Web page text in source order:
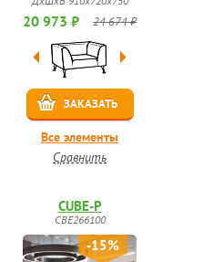
20 973 ₽ 24 674 ₽
ЗАКАЗАТЬ
Все элементы
Сравнить
-15%
CUBE-P
CBE266100